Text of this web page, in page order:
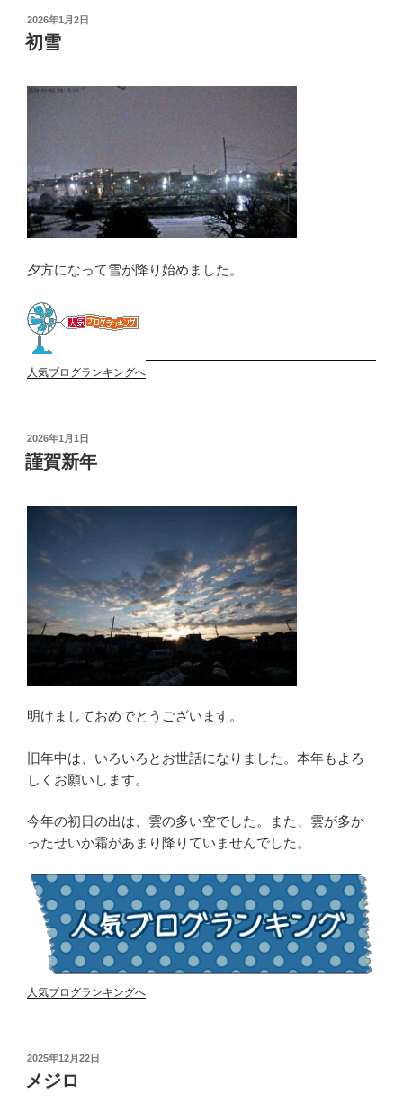
投
稿
日:
2026年1月2日
初雪
夕方になって雪が降り始めました。
人気ブログランキングへ
投
稿
日:
2026年1月1日
謹賀新年
明けましておめでとうございます。
旧年中は、いろいろとお世話になりました。本年もよろ
しくお願いします。
今年の初日の出は、雲の多い空でした。また、雲が多か
ったせいか霜があまり降りていませんでした。
人気ブログランキングへ
投
日:
2025年12月22日
メジロ